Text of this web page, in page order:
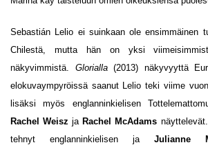
Sebastián Lelio ei suinkaan ole ensimmäinen
Chilestä, mutta hän on yksi
näkyvimmistä. Glorialla(2013) näkyvyyttä
elokuvaympyröissä saanut Lelio teki viime
lisäksi myös englanninkielisen
Rachel Weisz ja Rachel McAdams
tehnyt englanninkielisen ja Julianne